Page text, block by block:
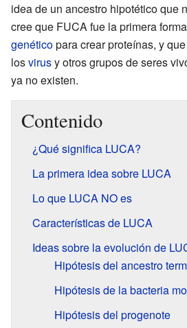
idea de un ancestro hipotético que
cree que FUCA fue la primera
genéticopara crear proteínas, y
losvirusy otros grupos de seres
ya no existen.
Contenido
¿Qué significa LUCA?
La primera idea sobre LUCA
Lo que LUCA NO es
Características de LUCA
Ideas sobre la evolución de
Hipótesis del ancestro
Hipótesis de la bacteria
Hipótesis del progenote